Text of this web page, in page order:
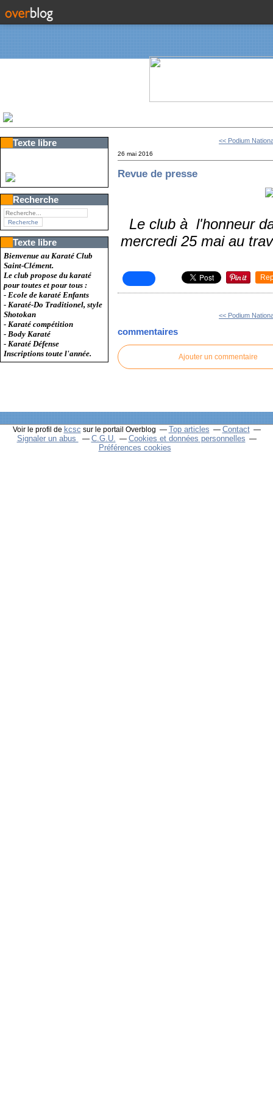
Texte libre
Recherche
Texte libre
Bienvenue au Karaté Club
Saint-Clément.
Le club propose du karaté
pour toutes et pour tous :
- Ecole de karaté Enfants
- Karaté-Do Traditionel, style
Shotokan
- Karaté compétition
- Body Karaté
- Karaté Défense
Inscriptions toute l'année.
<< Podium
26 mai 2016
Revue de presse
Le club à l'honneur
mercredi 25 mai au
<< Podium
commentaires
Ajouter un commentaire
Voir le profil de kcsc sur le portail Overblog Top articles
Contact
Signaler un abus
C.G.U.
Cookies et données personnelles
Préférences cookies